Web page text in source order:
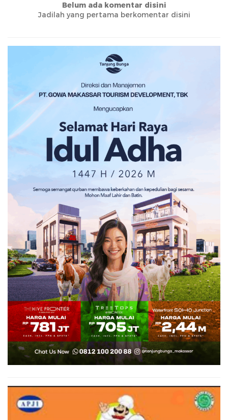
Belum ada komentar disini
Jadilah yang pertama berkomentar disini